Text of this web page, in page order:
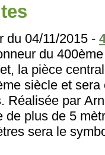
du 04/11/2015 -
du
la pièce
siècle et
Réalisée par
de plus de 5
sera le